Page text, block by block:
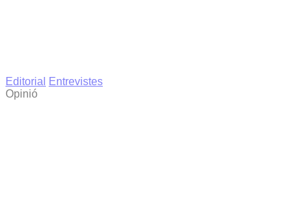
Editorial
Entrevistes
Opinió